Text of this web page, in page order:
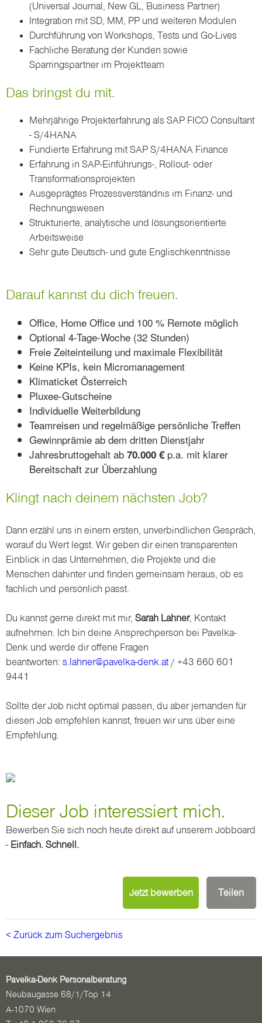
(Universal Journal, New GL, Business Partner)
Integration mit SD, MM, PP und weiteren Modulen
Durchführung von Workshops, Tests und Go-Lives
Fachliche Beratung der Kunden sowie
Sparringspartner im Projektteam
Das bringst du mit.
Mehrjährige Projekterfahrung als SAP FICO Consultant
- S/4HANA
Fundierte Erfahrung mit SAP S/4HANA Finance
Erfahrung in SAP-Einführungs-, Rollout- oder
Transformationsprojekten
Ausgeprägtes Prozessverständnis im Finanz- und
Rechnungswesen
Strukturierte, analytische und lösungsorientierte
Arbeitsweise
Sehr gute Deutsch- und gute Englischkenntnisse
Darauf kannst du dich freuen.
Office, Home Office und 100 % Remote möglich
Optional 4-Tage-Woche (32 Stunden)
Freie Zeiteinteilung und maximale Flexibilität
Keine KPIs, kein Micromanagement
Klimaticket Österreich
Pluxee-Gutscheine
Individuelle Weiterbildung
Teamreisen und regelmäßige persönliche Treffen
Gewinnprämie ab dem dritten Dienstjahr
Jahresbruttogehalt ab 70.000 € p.a. mit klarer
Bereitschaft zur Überzahlung
Klingt nach deinem nächsten Job?
Dann erzähl uns in einem ersten, unverbindlichen Gespräch,
worauf du Wert legst. Wir geben dir einen transparenten
Einblick in das Unternehmen, die Projekte und die
Menschen dahinter und finden gemeinsam heraus, ob es
fachlich und persönlich passt.
Du kannst gerne direkt mit mir, Sarah Lahner, Kontakt
aufnehmen. Ich bin deine Ansprechperson bei Pavelka-
Denk und werde dir offene Fragen
beantworten: s.lahner@pavelka-denk.at / +43 660 601
9441
Sollte der Job nicht optimal passen, du aber jemanden für
diesen Job empfehlen kannst, freuen wir uns über eine
Empfehlung.
Dieser Job interessiert mich.
Bewerben Sie sich noch heute direkt auf unserem Jobboard
- Einfach. Schnell.
Jetzt bewerben Teilen
< Zurück zum Suchergebnis
Pavelka-Denk Personalberatung
Neubaugasse 68/1/Top 14
A-1070 Wien